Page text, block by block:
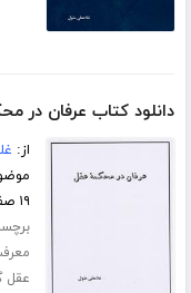
دانلود کتاب عرفان در
از:
۱۹ صفحه
عقل